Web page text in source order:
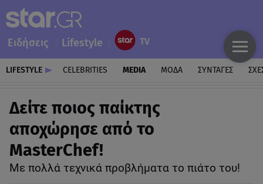
Ειδήσεις Lifestyle
LIFESTYLE CELEBRITIES MEDIA ΜΟΔΑ ΣΥΝΤΑΓΕΣ
Δείτε ποιος παίκτης
αποχώρησε από το
MasterChef!
Με πολλά τεχνικά προβλήματα το πιάτο του!